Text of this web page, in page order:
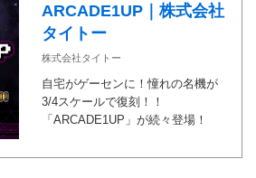
ARCADE1UP｜株式会社
タイトー
株式会社タイトー
自宅がゲーセンに！憧れの名機が
3/4スケールで復刻！！
「ARCADE1UP」が続々登場！